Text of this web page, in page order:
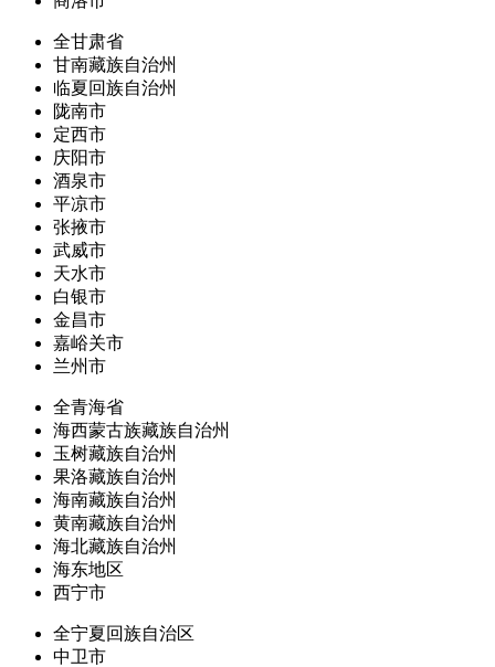
全甘肃省
甘南藏族自治州
临夏回族自治州
陇南市
定西市
庆阳市
酒泉市
平凉市
张掖市
武威市
天水市
白银市
金昌市
嘉峪关市
兰州市
全青海省
海西蒙古族藏族自治州
玉树藏族自治州
果洛藏族自治州
海南藏族自治州
黄南藏族自治州
海北藏族自治州
海东地区
西宁市
全宁夏回族自治区
中卫市